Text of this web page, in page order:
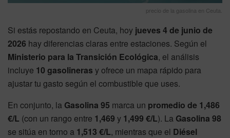
precio de la gasolina en Ceuta.
Si estás repostando en Ceuta, hoy jueves 4 de junio de
2026 hay diferencias claras entre estaciones. Según el
Ministerio para la Transición Ecológica, el análisis
incluye 10 gasolineras y ofrece un mapa rápido para
ajustar tu gasto según el combustible que uses.
En conjunto, la Gasolina 95 marca un promedio de 1,486
€/L (con un rango entre 1,469 y 1,499 €/L). La Gasolina 98
se sitúa en torno a 1,513 €/L, mientras que el Diésel